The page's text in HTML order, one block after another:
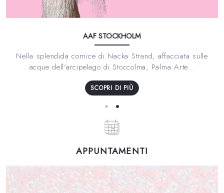
AAF STOCKHOLM
Nella splendida cornice di Nacka Strand, affacciata sulle
acque dell'arcipelago di Stoccolma, Palma Arte...
SCOPRI DI PIÙ
APPUNTAMENTI